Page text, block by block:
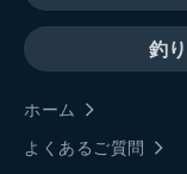
釣
ホーム
よくあるご質問